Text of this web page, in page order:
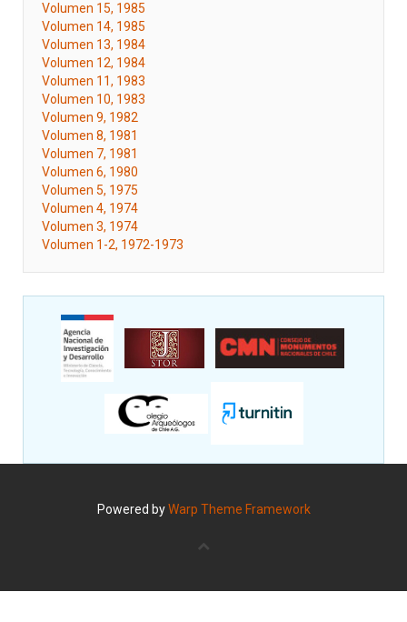
Volumen 15, 1985
Volumen 14, 1985
Volumen 13, 1984
Volumen 12, 1984
Volumen 11, 1983
Volumen 10, 1983
Volumen 9, 1982
Volumen 8, 1981
Volumen 7, 1981
Volumen 6, 1980
Volumen 5, 1975
Volumen 4, 1974
Volumen 3, 1974
Volumen 1-2, 1972-1973
Powered byWarp Theme Framework